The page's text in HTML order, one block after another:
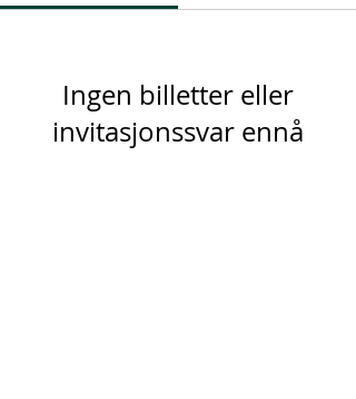
Ingen billetter eller
invitasjonssvar ennå